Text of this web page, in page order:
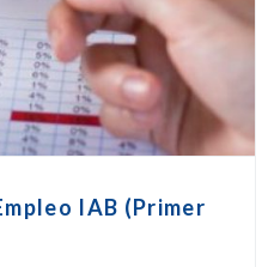
IAB (Primer